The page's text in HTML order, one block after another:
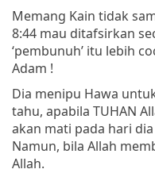
Memang Kain tidak
8:44 mau ditafsirkan
‘pembunuh’ itu lebih
Adam !
Dia menipu Hawa
tahu, apabila TUHAN
akan mati pada hari
Namun, bila Allah
Allah.